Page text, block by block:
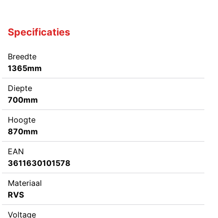
Specificaties
Breedte
1365mm
Diepte
700mm
Hoogte
870mm
EAN
3611630101578
Materiaal
RVS
Voltage